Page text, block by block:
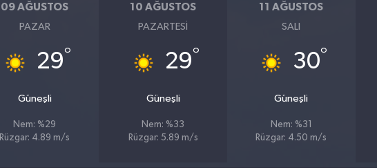
09 AĞUSTOS
PAZAR
29°
Güneşli
Nem: %29
Rüzgar: 4.89 m/s
10 AĞUSTOS
PAZARTESI
29°
Güneşli
Nem: %33
Rüzgar: 5.89 m/s
11 AĞUSTOS
SALI
30°
Güneşli
Nem: %31
Rüzgar: 4.50 m/s